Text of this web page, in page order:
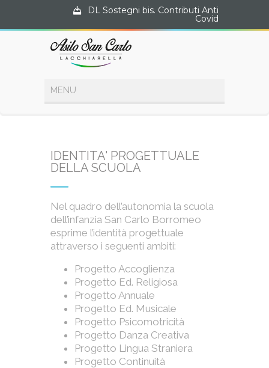
DL Sostegni bis. Contributi Anti
Covid
IDENTITA' PROGETTUALE
DELLA SCUOLA
Nel quadro dell’autonomia la scuola
dell’infanzia San Carlo Borromeo
esprime l’identità progettuale
attraverso i seguenti ambiti:
Progetto Accoglienza
Progetto Ed. Religiosa
Progetto Annuale
Progetto Ed. Musicale
Progetto Psicomotricità
Progetto Danza Creativa
Progetto Lingua Straniera
Progetto Continuità